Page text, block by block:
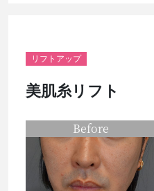
リフトアップ
美肌糸リフト
Before